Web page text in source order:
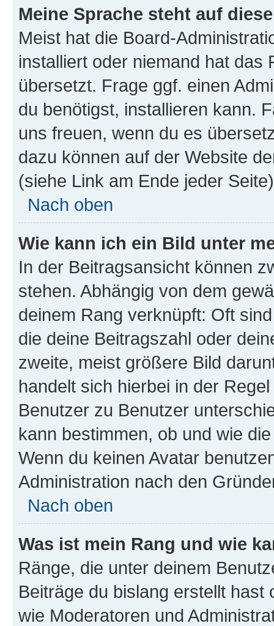
Meine Sprache steht auf
Meist hat die Board-
installiert oder niemand hat das
übersetzt. Frage ggf. einen
du benötigst, installieren kann.
uns freuen, wenn du es
dazu können auf der Website
(siehe Link am Ende jeder
Nach oben
Wie kann ich ein Bild unter
In der Beitragsansicht können
stehen. Abhängig von dem
deinem Rang verknüpft: Oft
die deine Beitragszahl oder
zweite, meist größere Bild
handelt sich hierbei in der
Benutzer zu Benutzer
kann bestimmen, ob und wie
Wenn du keinen Avatar
Administration nach den
Nach oben
Was ist mein Rang und wie
Ränge, die unter deinem
Beiträge du bislang erstellt
wie Moderatoren und